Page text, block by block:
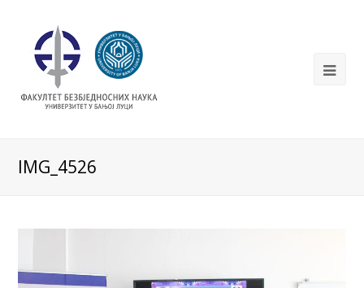
IMG_4526